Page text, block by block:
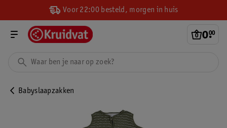
Voor 22:00 besteld, morgen in huis
0.
00
Babyslaapzakken